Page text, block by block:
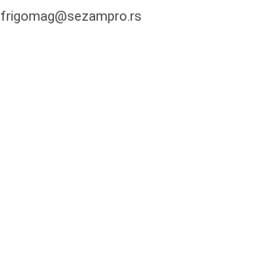
frigomag@sezampro.rs